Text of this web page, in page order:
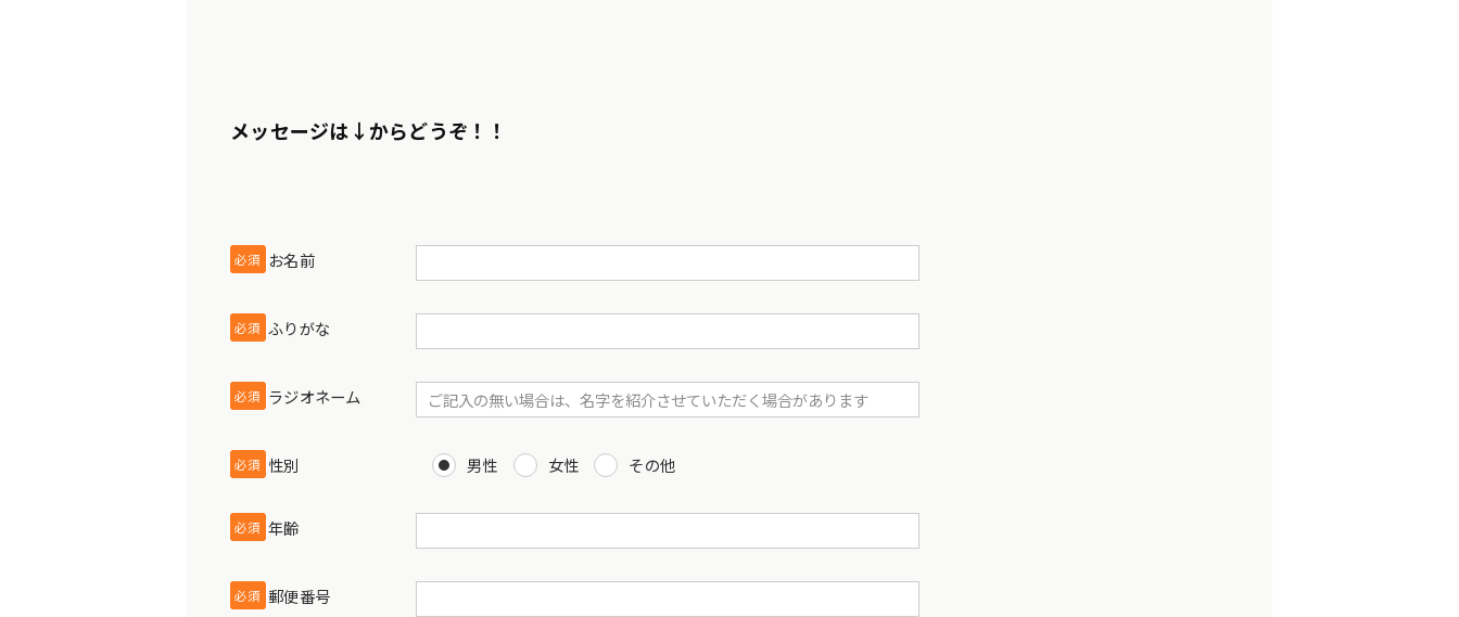
メッセージは↓からどうぞ！！
必須 お名前
必須 ふりがな
必須 ラジオネーム
必須 性別 男性 女性 その他
必須 年齢
必須 郵便番号